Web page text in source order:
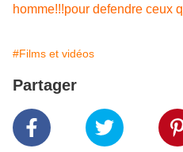
homme!!!pour defendre ceux
#Films et vidéos
Partager